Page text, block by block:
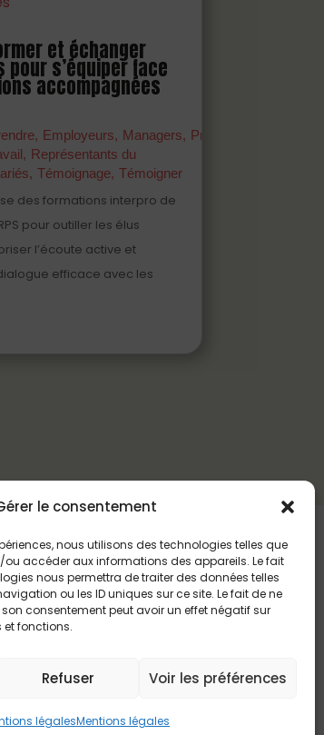
le consentement
nous utilisons des technologies telles que
ou accéder aux informations des appareils. Le fait
nous permettra de traiter des données telles
ou les ID uniques sur ce site. Le fait de ne
consentement peut avoir un effet négatif sur
fonctions.
Refuser Voir les préférences
légalesMentions légales
Prévenir Professionnels
et échanger
s’équiper face
accompagnées
Employeurs Managers Prévenir
Représentants du
Témoignage Témoigner
des formations interpro de
pour outiller les élus
l’écoute active et
efficace avec les